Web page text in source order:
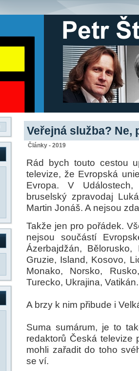
Veřejná služba? Ne,
Články - 2019
Rád bych touto cestou
televize, že Evropská
Evropa. V
bruselský zpravodaj
Martin Jonáš. A nejsou
Takže jen pro pořádek.
nejsou součástí
Ázerbajdžán,
Gruzie, Island, Kosovo,
Monako, Norsko,
Turecko, Ukrajina, Vatikán.
A brzy k nim přibude i
Suma sumárum, je to
redaktorů Česká televize
mohli zařadit do toho
se ví.